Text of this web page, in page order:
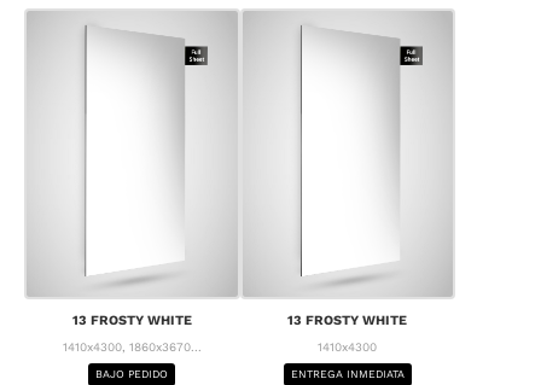
13 FROSTY WHITE
1410x4300, 1860x3670...
BAJO PEDIDO
13 FROSTY WHITE
1410x4300
ENTREGA INMEDIATA